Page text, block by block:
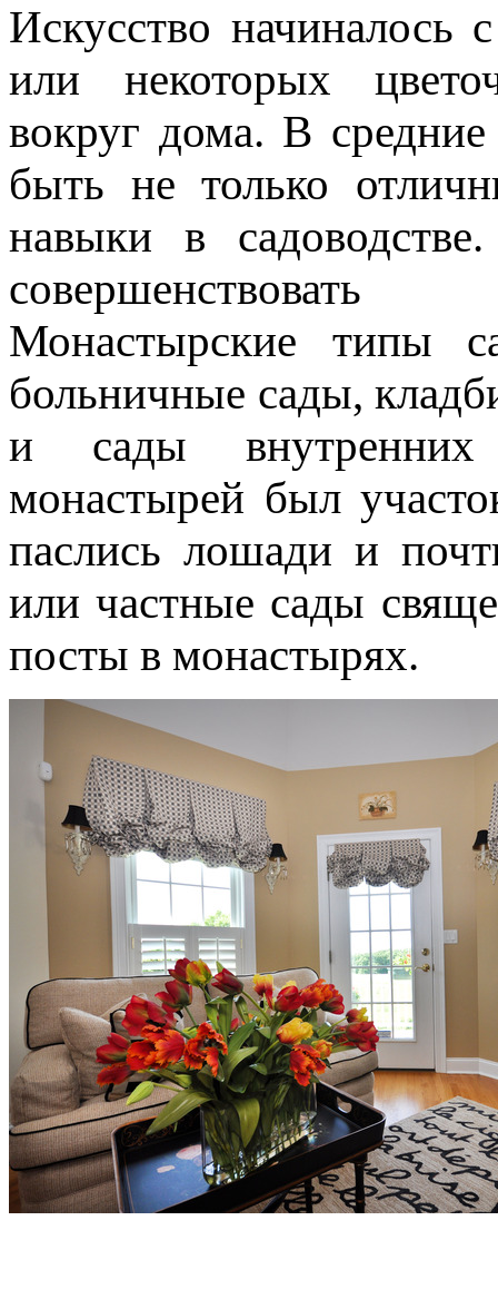
Искусство начиналось
или некоторых
вокруг дома. В
быть не только
навыки в
Монастырские типы
больничные сады,
и сады
монастырей был
паслись лошади и
или частные сады
посты в монастырях.